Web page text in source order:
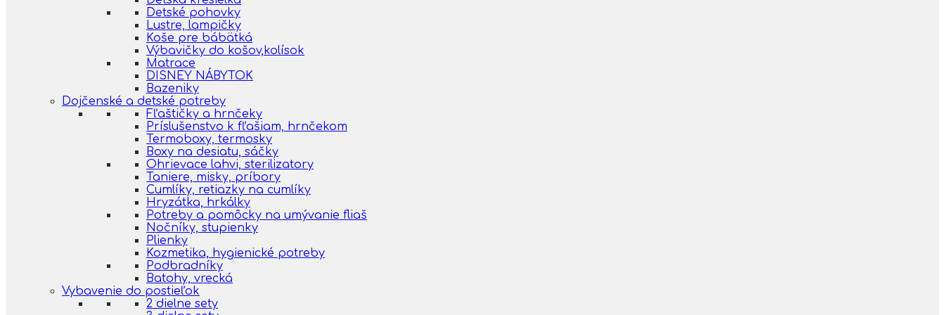
Detské pohovky
Lustre, lampičky
Koše pre bábätká
Výbavičky do košov,kolísok
Matrace
DISNEY NÁBYTOK
Bazeniky
Dojčenské a detské potreby
Fľaštičky a hrnčeky
Príslušenstvo k fľašiam, hrnčekom
Termoboxy, termosky
Boxy na desiatu, sáčky
Ohrievace lahvi, sterilizatory
Taniere, misky, príbory
Cumlíky, retiazky na cumlíky
Hryzátka, hrkálky
Potreby a pomôcky na umývanie fliaš
Nočníky, stupienky
Plienky
Kozmetika, hygienické potreby
Podbradníky
Batohy, vrecká
Vybavenie do postieľok
2 dielne sety